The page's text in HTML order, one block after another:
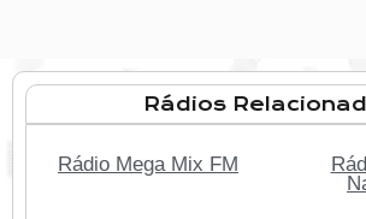
Rádios
Rádio Mega Mix FM